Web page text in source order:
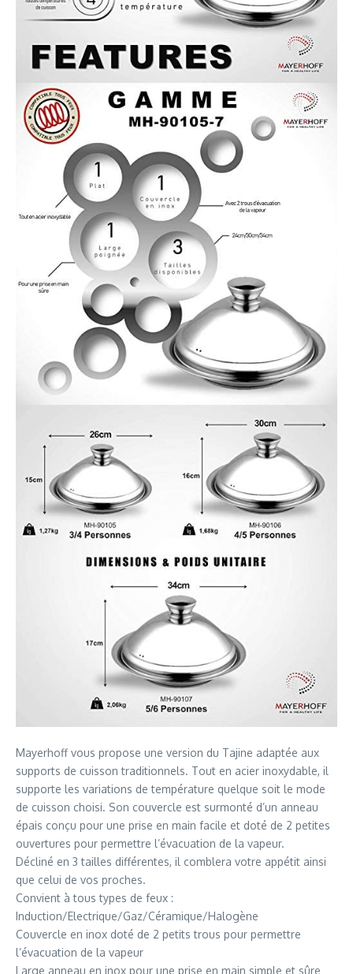
Mayerhoff vous propose une version du Tajine adaptée aux
supports de cuisson traditionnels. Tout en acier inoxydable, il
supporte les variations de température quelque soit le mode
de cuisson choisi. Son couvercle est surmonté d’un anneau
épais conçu pour une prise en main facile et doté de 2 petites
ouvertures pour permettre l’évacuation de la vapeur.
Décliné en 3 tailles différentes, il comblera votre appétit ainsi
que celui de vos proches.
Convient à tous types de feux :
Induction/Electrique/Gaz/Céramique/Halogène
Couvercle en inox doté de 2 petits trous pour permettre
l’évacuation de la vapeur
Large anneau en inox pour une prise en main simple et sûre